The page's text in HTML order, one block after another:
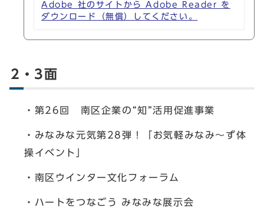
Adobe 社のサイトから Adobe Reader を
ダウンロード（無償）してください。
2・3面
・第26回 南区企業の“知”活用促進事業
・みなみな元気第28弾！「お気軽みなみ〜ず体
操イベント」
・南区ウインター文化フォーラム
・ハートをつなごう みなみな展示会